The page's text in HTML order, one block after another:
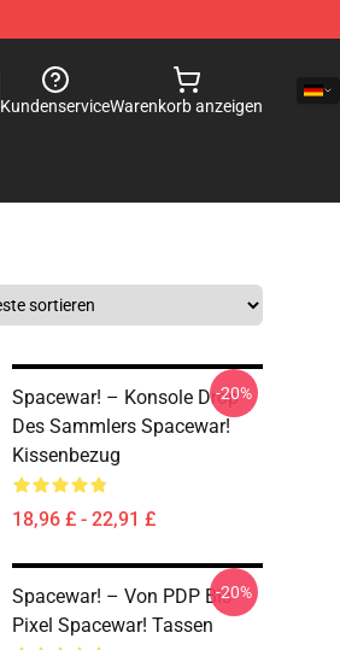
KundenserviceWarenkorb anzeigen
Spacewar! – Konsole Drop
Des Sammlers Spacewar!
Kissenbezug
18,96 £ - 22,91 £
-20%
Spacewar! – Von PDP Bis
Pixel Spacewar! Tassen
-20%